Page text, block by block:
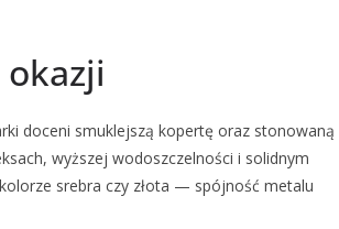
doceni smuklejszą kopertę oraz stonowaną
wyższej wodoszczelności i solidnym
srebra czy złota — spójność metalu